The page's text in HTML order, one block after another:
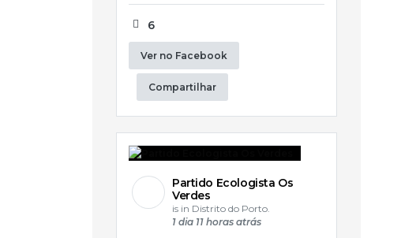
6
Ver no Facebook
Compartilhar
Partido Ecologista Os
Verdes
is in Distrito do Porto.
1 dia 11 horas atrás